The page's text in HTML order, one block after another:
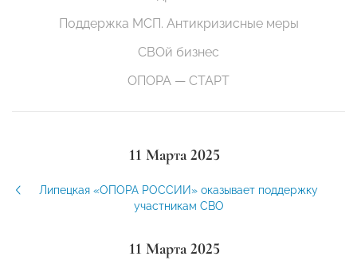
Поддержка МСП. Антикризисные меры
СВОй бизнес
ОПОРА — СТАРТ
11 Марта 2025
Липецкая «ОПОРА РОССИИ» оказывает поддержку
участникам СВО
11 Марта 2025